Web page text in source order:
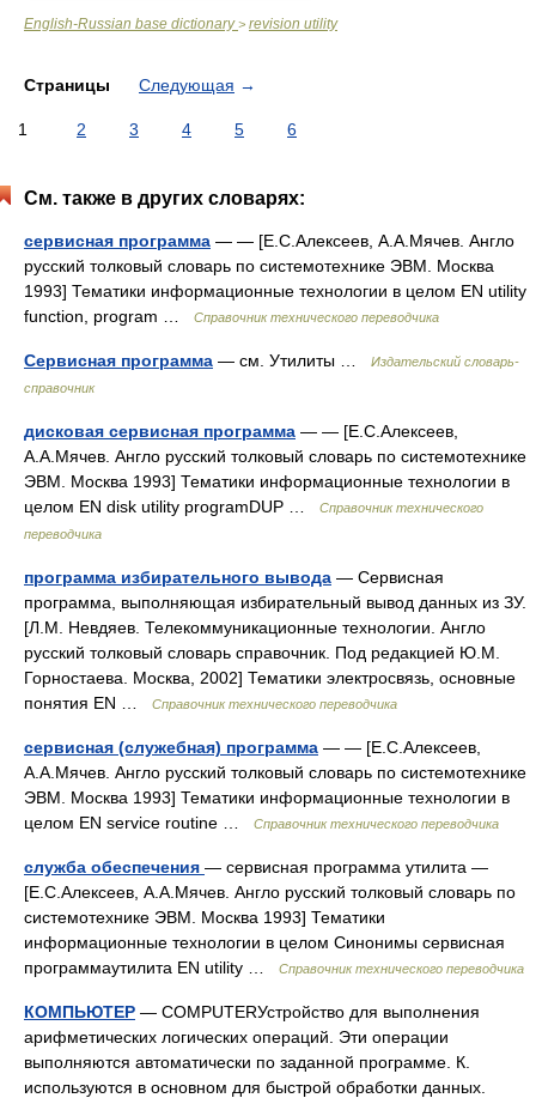
English-Russian base dictionary> revision utility
Страницы Следующая →
1 2 3 4 5 6
См. также в других словарях:
сервисная программа — — [Е.С.Алексеев, А.А.Мячев. Англо
русский толковый словарь по системотехнике ЭВМ. Москва
1993] Тематики информационные технологии в целом EN utility
function, program …
Справочник технического переводчика
Сервисная программа — см. Утилиты …
Издательский словарь-
справочник
дисковая сервисная программа — — [Е.С.Алексеев,
А.А.Мячев. Англо русский толковый словарь по системотехнике
ЭВМ. Москва 1993] Тематики информационные технологии в
целом EN disk utility programDUP …
Справочник технического
переводчика
программа избирательного вывода — Сервисная
программа, выполняющая избирательный вывод данных из ЗУ.
[Л.М. Невдяев. Телекоммуникационные технологии. Англо
русский толковый словарь справочник. Под редакцией Ю.М.
Горностаева. Москва, 2002] Тематики электросвязь, основные
понятия EN …
Справочник технического переводчика
сервисная (служебная) программа — — [Е.С.Алексеев,
А.А.Мячев. Англо русский толковый словарь по системотехнике
ЭВМ. Москва 1993] Тематики информационные технологии в
целом EN service routine …
Справочник технического переводчика
служба обеспечения — сервисная программа утилита —
[Е.С.Алексеев, А.А.Мячев. Англо русский толковый словарь по
системотехнике ЭВМ. Москва 1993] Тематики
информационные технологии в целом Синонимы сервисная
программаутилита EN utility …
Справочник технического переводчика
КОМПЬЮТЕР — COMPUTERУстройство для выполнения
арифметических логических операций. Эти операции
выполняются автоматически по заданной программе. К.
используются в основном для быстрой обработки данных.